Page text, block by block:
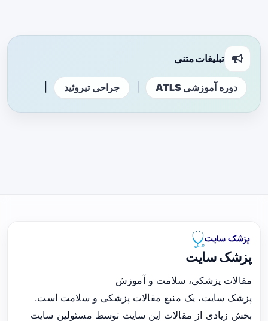
تبلیغات متنی
دوره آموزشی ATLS جراحی تیروئید
پزشک سایت
مقالات پزشکی، سلامت و آموزش
پزشک سایت، یک منبع مقالات پزشکی و سلامت است.
بخش زیادی از مقالات این سایت توسط مسئولین سایت